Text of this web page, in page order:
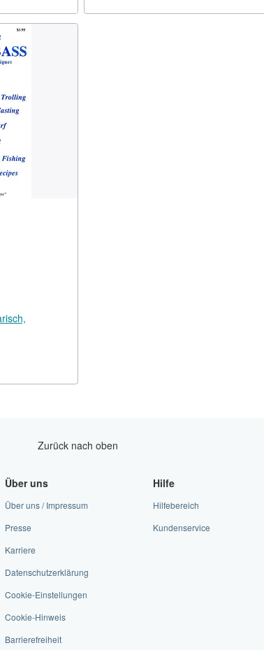
Zurück nach oben
Über uns
Über uns / Impressum
Presse
Karriere
Datenschutzerklärung
Cookie-Einstellungen
Cookie-Hinweis
Barrierefreiheit
Hilfe
Hilfebereich
Kundenservice